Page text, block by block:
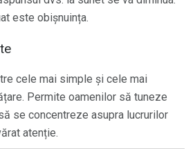
este obișnuința.
cele mai simple și cele mai
Permite oamenilor să tuneze
se concentreze asupra lucrurilor
atenție.